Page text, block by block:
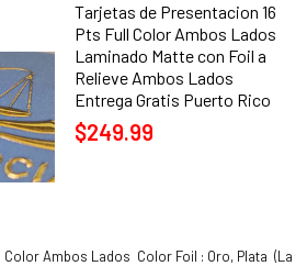
Tarjetas de Presentacion 16
Pts Full Color Ambos Lados
Laminado Matte con Foil a
Relieve Ambos Lados
Entrega Gratis Puerto Rico
$249.99
Ambos Lados Color Foil : Oro, Plata (La